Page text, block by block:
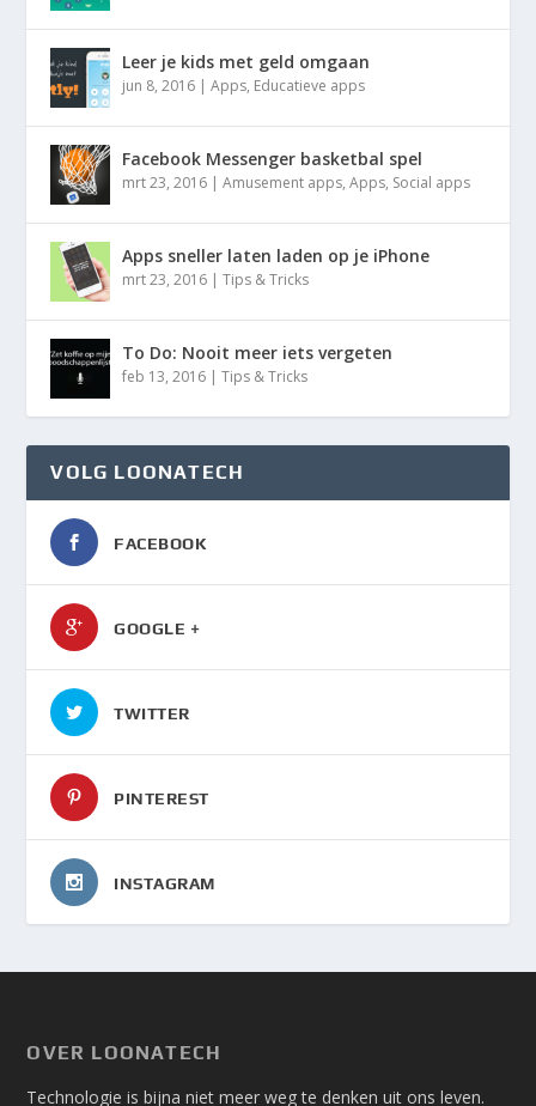
Leer je kids met geld omgaan
jun 8, 2016 |Apps, Educatieve apps
Facebook Messenger basketbal spel
mrt 23, 2016 |Amusement apps,Apps, Social apps
Apps sneller laten laden op je iPhone
mrt 23, 2016 |Tips & Tricks
To Do: Nooit meer iets vergeten
feb 13, 2016 |Tips & Tricks
VOLG LOONATECH
FACEBOOK
GOOGLE +
TWITTER
PINTEREST
INSTAGRAM
OVER LOONATECH
Technologie is bijna niet meer weg te denken uit ons leven.